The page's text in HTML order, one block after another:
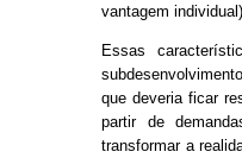
vantagem
Essas
que deveria ficar
partir de
transformar a